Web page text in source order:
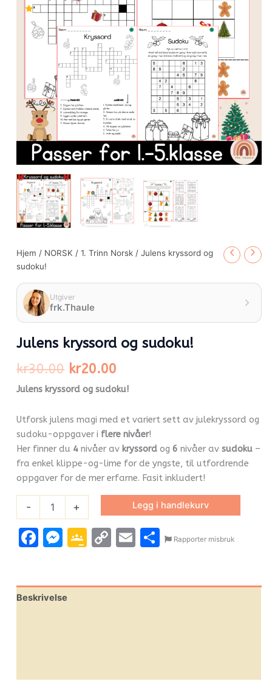
Hjem / NORSK /1. Trinn Norsk / Julens kryssord og
sudoku!
Utgiver
frk.Thaule
Julens kryssord og sudoku!
kr30.00 kr20.00
Julens kryssord og sudoku!
Utforsk julens magi med et variert sett av julekryssord og
sudoku-oppgaver i flere nivåer!
Her finner du 4 nivåer av kryssord og 6 nivåer av sudoku –
fra enkel klippe-og-lime for de yngste, til utfordrende
oppgaver for de mer erfarne. Fasit inkludert!
- + Legg i handlekurv
Facebook
Messenger
Google
CopyEmailShare
Rapporter misbruk
Beskrivelse